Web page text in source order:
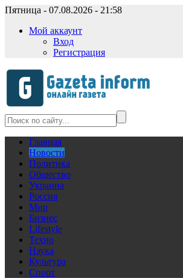
Пятница - 07.08.2026 - 21:58
Мой аккаунт
Вход
Регистрация
Главная
Новости
Политика
Общество
Украина
Россия
Мир
Бизнес
Lifestyle
Техно
Наука
Культура
Спорт